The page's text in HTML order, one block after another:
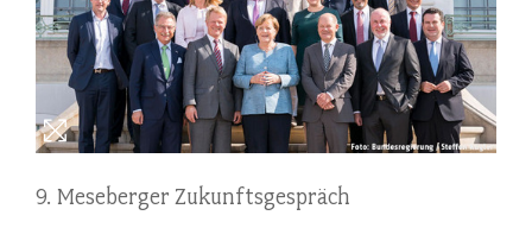
9. Meseberger Zukunftsgespräch